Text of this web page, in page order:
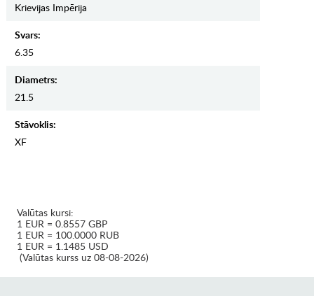
Krievijas Impērija
Svars:
6.35
Diametrs:
21.5
Stāvoklis:
XF
Valūtas kursi:
1 EUR = 0.8557 GBP
1 EUR = 100.0000 RUB
1 EUR = 1.1485 USD
(Valūtas kurss uz 08-08-2026)